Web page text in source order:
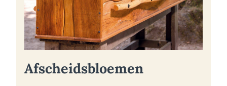
Afscheidsbloemen